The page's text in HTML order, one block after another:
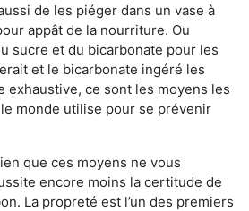
de les piéger dans un vase à
appât de la nourriture. Ou
sucre et du bicarbonate pour les
et le bicarbonate ingéré les
exhaustive, ce sont les moyens les
monde utilise pour se prévenir
que ces moyens ne vous
encore moins la certitude de
La propreté est l’un des premiers